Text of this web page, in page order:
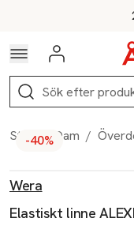
Hoppa till För
Logga in
Sök
Start / Dam /
-40%
Wera
Elastiskt linne